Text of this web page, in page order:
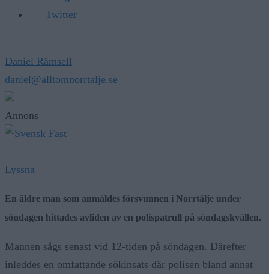
Twitter
Daniel Rämsell
daniel@alltomnorrtalje.se
Annons
Lyssna
En äldre man som anmäldes försvunnen i Norrtälje under
söndagen hittades avliden av en polispatrull på söndagskvällen.
Mannen sågs senast vid 12-tiden på söndagen. Därefter
inleddes en omfattande sökinsats där polisen bland annat